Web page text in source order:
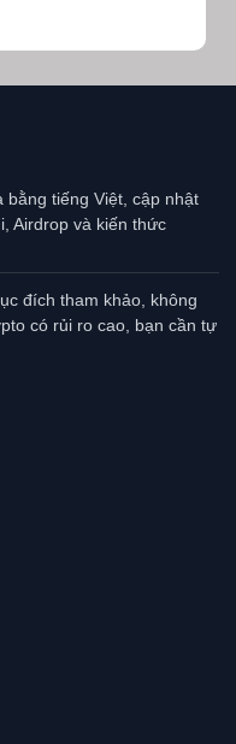
bằng tiếng Việt, cập nhật
Airdrop và kiến thức
đích tham khảo, không
có rủi ro cao, bạn cần tự